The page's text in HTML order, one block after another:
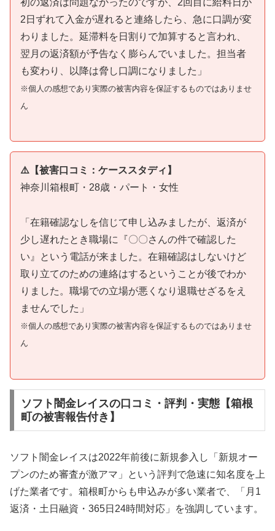
2日ずれて入金が遅れると連絡したら、急に口調が変
わりました。延滞料を日割りで加算すると言われ、
翌月の返済額が予告なく膨らんでいました。担当者
も変わり、以降は脅し口調になりました」
※個人の感想であり実際の被害内容を保証するものではありませ
ん
⚠️【被害口コミ：ケーススタディ】
神奈川箱根町・28歳・パート・女性
「在籍確認なしを信じて申し込みましたが、返済が
少し遅れたとき職場に『〇〇さんの件で確認した
い』という電話が来ました。在籍確認はしないけど
取り立てのための連絡はするということが後でわか
りました。職場での立場が悪くなり退職せざるをえ
ませんでした」
※個人の感想であり実際の被害内容を保証するものではありませ
ん
ソフト闇金レイスの口コミ・評判・実態【箱根
町の被害報告付き】
ソフト闇金レイスは2022年前後に新規参入し「新規オー
プンのため審査が激アマ」という評判で急速に知名度を上
げた業者です。箱根町からも申込みが多い業者で、「月1
返済・土日融資・365日24時間対応」を強調しています。